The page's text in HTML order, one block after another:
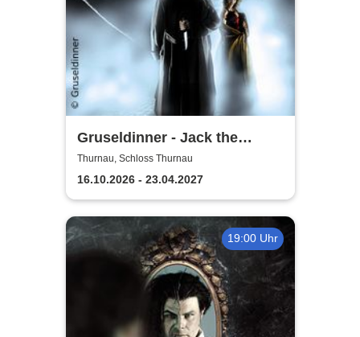
Gruseldinner - Jack the
Ripper
Thurnau, Schloss Thurnau
16.10.2026 - 23.04.2027
19:00 Uhr